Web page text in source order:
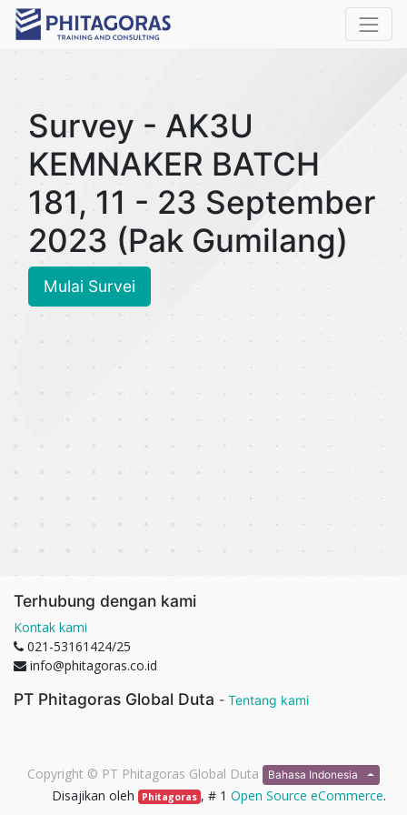
Survey - AK3U
KEMNAKER BATCH
181, 11 - 23 September
2023 (Pak Gumilang)
Mulai Survei
Terhubung dengan kami
Kontak kami
021-53161424/25
info@phitagoras.co.id
PT Phitagoras Global Duta - Tentang kami
Copyright © PT Phitagoras Global Duta Bahasa Indonesia
Disajikan oleh Phitagoras , # 1 Open Source eCommerce.